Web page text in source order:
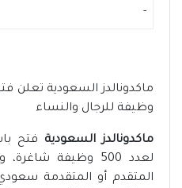
-
وظيفة للرجال والنساء
ماكدونالدز السعودية فتح
لعدد 500 وظيفة
المتقدم أو المتقدمة